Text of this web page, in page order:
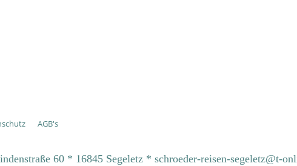
AGB's
60 * 16845 Segeletz * schroeder-reisen-segeletz@t-